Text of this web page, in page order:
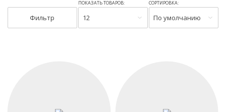
Фильтр
ПОКАЗАТЬ ТОВАРОВ:
12
СОРТИРОВКА:
По умолчанию